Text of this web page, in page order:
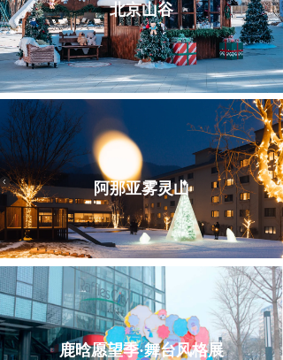
北京山谷
阿那亚雾灵山
鹿晗愿望季·舞台风格展